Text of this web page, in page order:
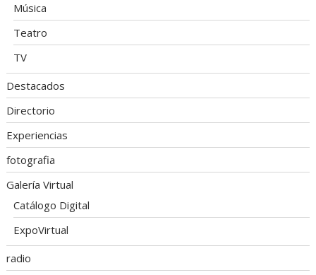
Música
Teatro
TV
Destacados
Directorio
Experiencias
fotografia
Galería Virtual
Catálogo Digital
ExpoVirtual
radio